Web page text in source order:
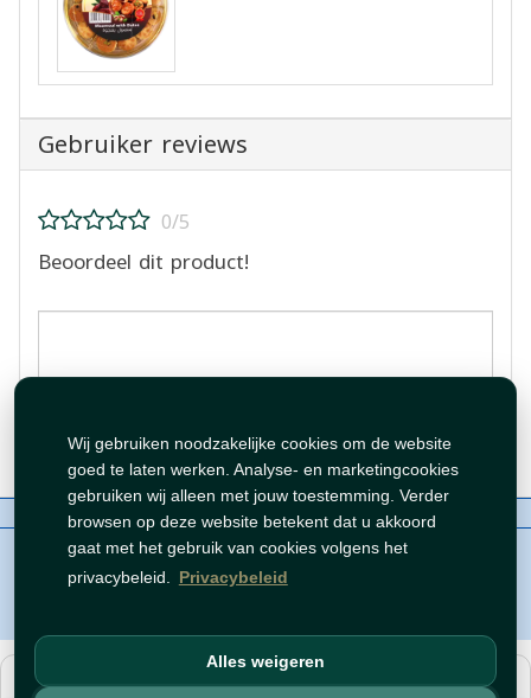
Wij gebruiken noodzakelijke cookies om de website
goed te laten werken. Analyse- en marketingcookies
gebruiken wij alleen met jouw toestemming. Verder
browsen op deze website betekent dat u akkoord
gaat met het gebruik van cookies volgens het
privacybeleid. Privacybeleid
Alles weigeren
Gebruiker reviews
0/5
Beoordeel dit product!
Beoordeling plaatsen
Over ons Beleid
WhatsAppen
auteursrechten©Tawfeer 2018-2026
هذا متجر جملة. الأسعار وميزات الشراء متاحة فقط للحساباتالمسجّلة